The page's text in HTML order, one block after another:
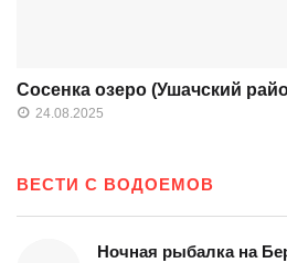
Сосенка озеро (Ушачский
24.08.2025
ВЕСТИ С ВОДОЕМОВ
Ночная рыбалка на